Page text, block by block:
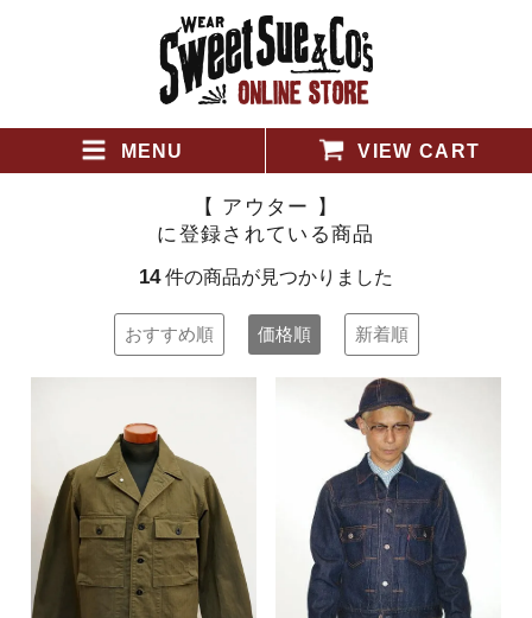
MENU VIEW CART
【 アウター 】
に登録されている商品
14件の商品が見つかりました
おすすめ順 価格順 新着順